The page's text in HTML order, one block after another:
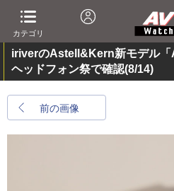
カテゴリ
iriverのAstell&Kern新モデル「
ヘッドフォン祭で確認(8/14)
前の画像